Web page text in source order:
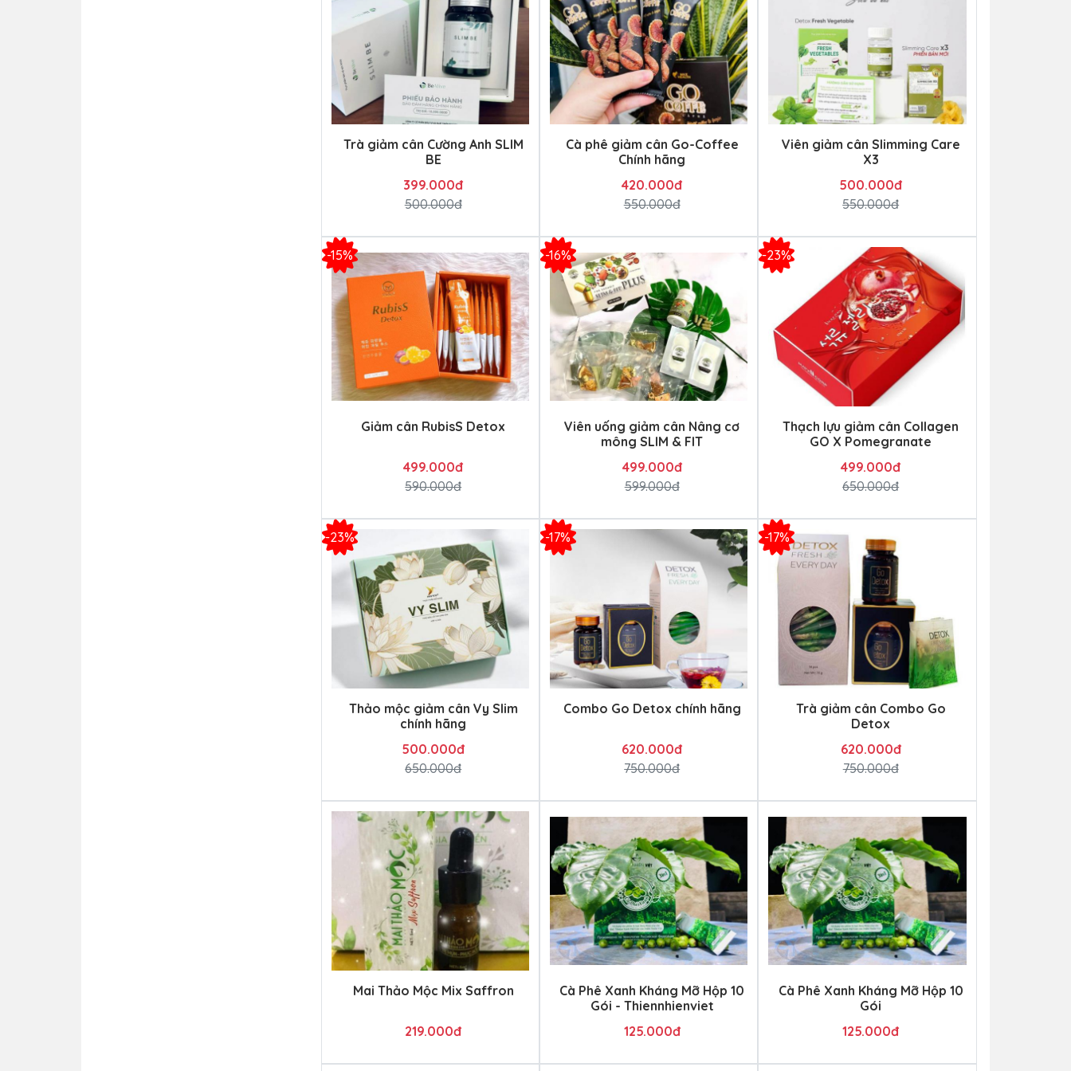
Trà giảm cân Cường Anh SLIM
BE
399.000đ
500.000đ
Cà phê giảm cân Go-Coffee
Chính hãng
420.000đ
550.000đ
Viên giảm cân Slimming Care
X3
500.000đ
550.000đ
Giảm cân RubisS Detox
-15%
499.000đ
590.000đ
Viên uống giảm cân Nâng cơ
mông SLIM & FIT
-16%
499.000đ
599.000đ
Thạch lựu giảm cân Collagen
GO X Pomegranate
-23%
499.000đ
650.000đ
Thảo mộc giảm cân Vy Slim
chính hãng
-23%
500.000đ
650.000đ
Combo Go Detox chính hãng
-17%
620.000đ
750.000đ
Trà giảm cân Combo Go
Detox
-17%
620.000đ
750.000đ
Mai Thảo Mộc Mix Saffron
219.000đ
Cà Phê Xanh Kháng Mỡ Hộp 10
Gói - Thiennhienviet
125.000đ
Cà Phê Xanh Kháng Mỡ Hộp 10
Gói
125.000đ